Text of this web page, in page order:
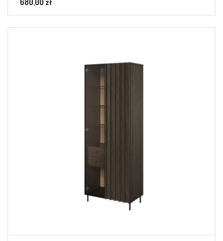
680,00 zł